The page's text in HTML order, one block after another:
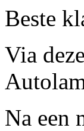
Beste
Via
Na een